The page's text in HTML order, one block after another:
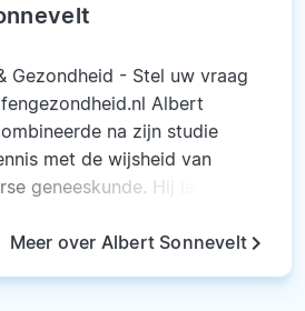
Gezondheid - Stel uw vraag
Albert
na zijn studie
met de wijsheid van
geneeskunde. Hij is in
voor gezonde
Meer over Albert Sonneveltkeyboard_arrow_right